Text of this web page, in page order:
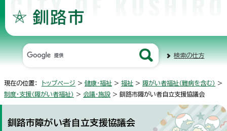
検索の仕方
現在の位置： トップページ > 健康・福祉 > 福祉 > 障がい者福祉（難病を含む） >
制度・支援（障がい者福祉） > 会議・施設 > 釧路市障がい者自立支援協議会
釧路市障がい者自立支援協議会